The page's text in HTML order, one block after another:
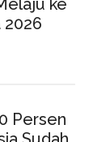
ke
2026
Persen